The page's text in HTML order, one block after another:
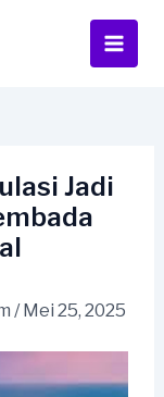
Main
Jadi
/ Mei 25, 2025